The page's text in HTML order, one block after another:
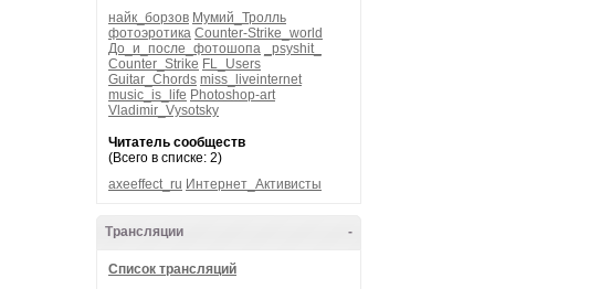
найк_борзов Мумий_Тролль
фотоэротика Counter-Strike_world
До_и_после_фотошопа
_psyshit_
Counter_Strike FL_Users
Guitar_Chords miss_liveinternet
music_is_life Photoshop-art
Vladimir_Vysotsky
Читатель сообществ
(Всего в списке: 2)
axeeffect_ru Интернет_Активисты
-
Трансляции
Список трансляций